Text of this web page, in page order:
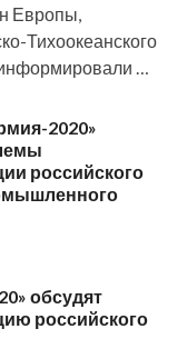
Европы,
Тихоокеанского
…
2020»
российского
обсудят
российского